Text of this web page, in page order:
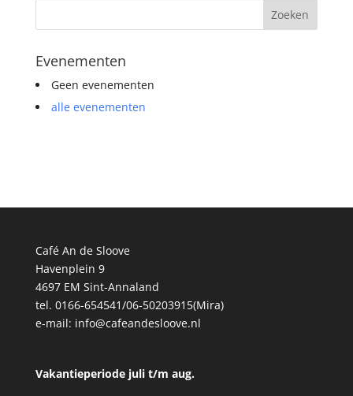
Evenementen
Geen evenementen
alle evenementen
Café An de Sloove
Havenplein 9
4697 EM Sint-Annaland
tel. 0166-654541/06-50203915(Mira)
e-mail: info@cafeandesloove.nl
Vakantieperiode juli t/m aug.